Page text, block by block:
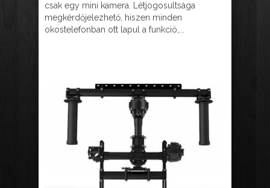
csak egy mini kamera. Létjogosultsága
megkérdőjelezhető, hiszen minden
okostelefonban ott lapul a funkció,...